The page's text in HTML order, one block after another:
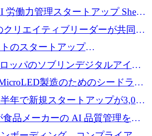
ユーロ以上の支援を獲得
労働力管理スタートアップ Sherpa
で 220 万ドルを調達
クリエイティブリーダーが共同設
ティングのスタートアップが
のシード投資を調達
のスタートアップ
が株式資金で1,500万ユーロ
ッパのソブリンデジタルアイデ
未来を推進するために350万ユー
製造のためのシードラウ
ポンドを獲得
年で新規スタートアップが3,000
を目の当たりにし、涙を流すハ
食品メーカーの AI 品質管理を拡
1,070 万ドルを調達